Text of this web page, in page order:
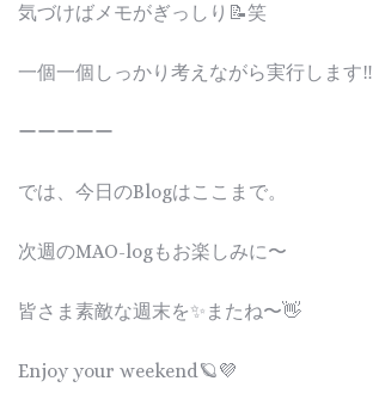
気づけばメモがぎっしり📝笑
一個一個しっかり考えながら実行します‼︎
ーーーーー
では、今日のBlogはここまで。
次週のMAO-logもお楽しみに〜
皆さま素敵な週末を✨またね〜👋
Enjoy your weekend🪐💜